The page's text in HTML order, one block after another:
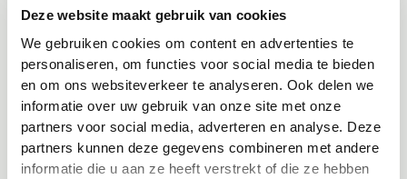
Deze website maakt gebruik van cookies
We gebruiken cookies om content en advertenties te
personaliseren, om functies voor social media te bieden
en om ons websiteverkeer te analyseren. Ook delen we
informatie over uw gebruik van onze site met onze
partners voor social media, adverteren en analyse. Deze
partners kunnen deze gegevens combineren met andere
informatie die u aan ze heeft verstrekt of die ze hebben